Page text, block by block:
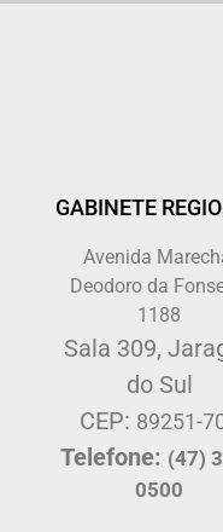
GABINETE
Avenida
Deodoro da
1188
Sala 309,
do Sul
CEP: 89251-
Telefone: (47)
0500